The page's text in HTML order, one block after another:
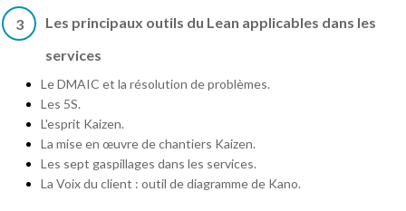
3
Les principaux outils du Lean applicables dans les
services
Le DMAIC et la résolution de problèmes.
Les 5S.
L'esprit Kaizen.
La mise en œuvre de chantiers Kaizen.
Les sept gaspillages dans les services.
La Voix du client : outil de diagramme de Kano.